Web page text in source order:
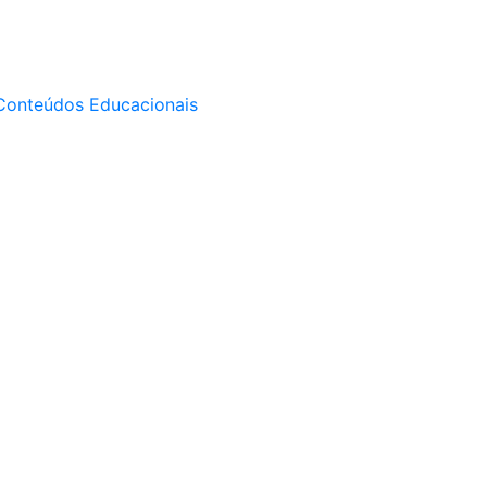
Educacionais